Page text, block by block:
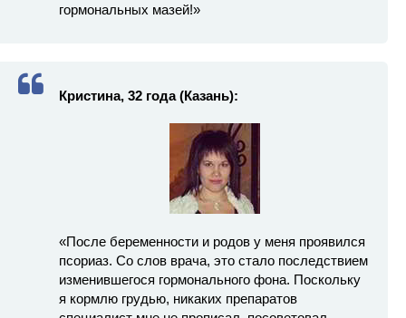
гормональных мазей!»
Кристина, 32 года(Казань):
«После беременности и родов у меня проявился
псориаз. Со слов врача, это стало последствием
изменившегося гормонального фона. Поскольку
я кормлю грудью, никаких препаратов